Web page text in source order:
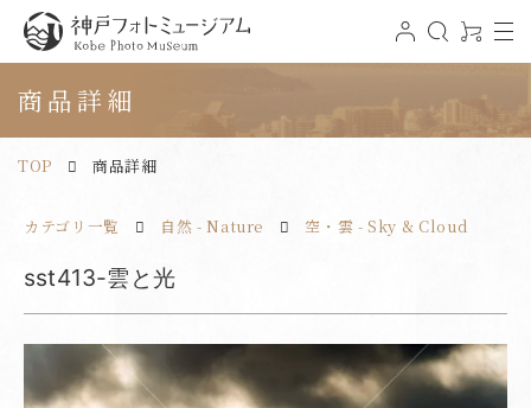
神戸フォトミュージアム
ロ
グ 索
0
ア
t
g
a
商品詳細
TOP 商品詳細
カテゴリ一覧 自然 - Nature 空・雲 - Sky & Cloud
sst413-雲と光